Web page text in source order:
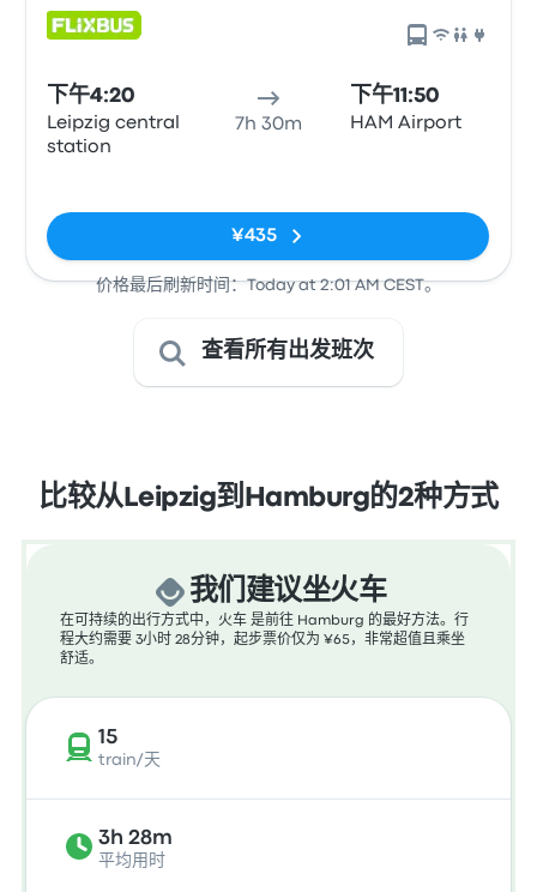
下午4:20
Leipzig central
station
7h 30m
下午11:50
HAM Airport
¥435
价格最后刷新时间：Today at 2:01 AM CEST。
查看所有出发班次
比较从Leipzig到Hamburg的2种方式
我们建议坐火车
在可持续的出行方式中，火车 是前往 Hamburg 的最好方法。行
程大约需要 3小时 28分钟，起步票价仅为 ¥65，非常超值且乘坐
舒适。
15
train/天
3h 28m
平均用时